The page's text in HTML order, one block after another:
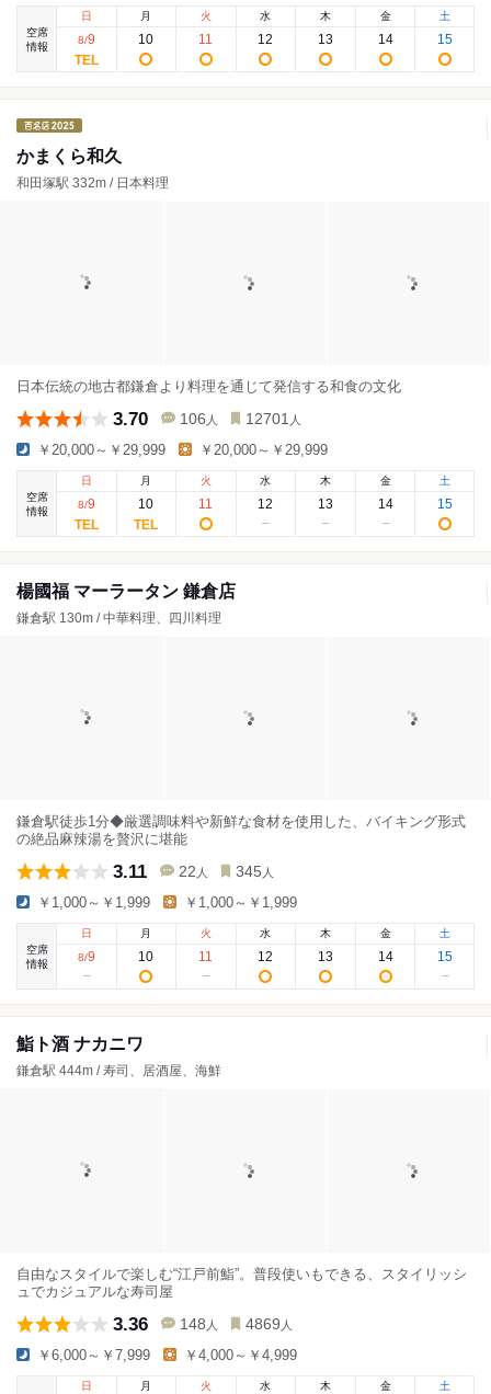
空席
情報
日
8/9
月
10
火
11
水
12
木
13
金
14
土
15
かまくら和久
和田塚駅 332m / 日本料理
日本伝統の地古都鎌倉より料理を通じて発信する和食の文化
3.70 106 人 12701 人
￥20,000～￥29,999 ￥20,000～￥29,999
空席
情報
日
8/9
月
10
火
11
水
12
木
13
金
14
土
15
楊國福 マーラータン 鎌倉店
鎌倉駅 130m / 中華料理、四川料理
鎌倉駅徒歩1分◆厳選調味料や新鮮な食材を使用した、バイキング形式
の絶品麻辣湯を贅沢に堪能
3.11 22 人 345 人
￥1,000～￥1,999 ￥1,000～￥1,999
空席
情報
日
8/9
月
10
火
11
水
12
木
13
金
14
土
15
鮨ト酒 ナカニワ
鎌倉駅 444m / 寿司、居酒屋、海鮮
自由なスタイルで楽しむ“江戸前鮨”。普段使いもできる、スタイリッシ
ュでカジュアルな寿司屋
3.36 148 人 4869 人
￥6,000～￥7,999 ￥4,000～￥4,999
日
月 火 水 木 金 土